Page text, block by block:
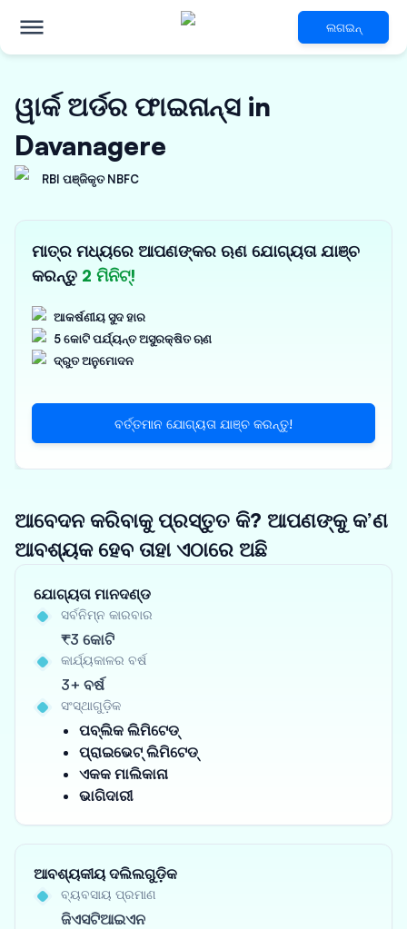
ଲଗଇନ୍
ୱାର୍କ ଅର୍ଡର ଫାଇନାନ୍ସ in
Davanagere
RBI ପଞ୍ଜିକୃତ NBFC
ମାତ୍ର ମଧ୍ୟରେ ଆପଣଙ୍କର ଋଣ ଯୋଗ୍ୟତା ଯାଞ୍ଚ
କରନ୍ତୁ 2 ମିନିଟ୍!
ଆକର୍ଷଣୀୟ ସୁଦ ହାର
5 କୋଟି ପର୍ଯ୍ୟନ୍ତ ଅସୁରକ୍ଷିତ ଋଣ
ଦ୍ରୁତ ଅନୁମୋଦନ
ବର୍ତ୍ତମାନ ଯୋଗ୍ୟତା ଯାଞ୍ଚ କରନ୍ତୁ!
ଆବେଦନ କରିବାକୁ ପ୍ରସ୍ତୁତ କି? ଆପଣଙ୍କୁ କ’ଣ
ଆବଶ୍ୟକ ହେବ ତାହା ଏଠାରେ ଅଛି
ଯୋଗ୍ୟତା ମାନଦଣ୍ଡ
ସର୍ବନିମ୍ନ କାରବାର
₹3 କୋଟି
କାର୍ଯ୍ୟକାଳର ବର୍ଷ
3+ ବର୍ଷ
ସଂସ୍ଥାଗୁଡ଼ିକ
ପବ୍ଲିକ ଲିମିଟେଡ୍
ପ୍ରାଇଭେଟ୍ ଲିମିଟେଡ୍
ଏକକ ମାଲିକାନା
ଭାଗିଦାରୀ
ଆବଶ୍ୟକୀୟ ଦଲିଲଗୁଡ଼ିକ
ବ୍ୟବସାୟ ପ୍ରମାଣ
ଜିଏସଟିଆଇଏନ